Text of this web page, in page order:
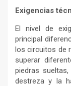
Exigencias
El nivel de
principal
los circuitos de
superar
piedras
destreza y la